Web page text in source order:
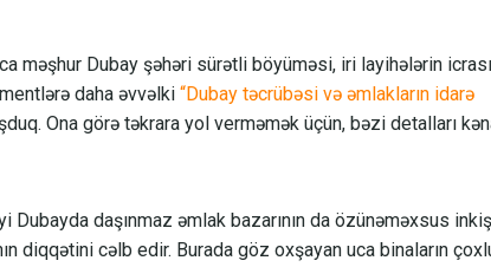
məşhur Dubay şəhəri sürətli böyüməsi, iri layihələrin
daha əvvəlki “Dubay təcrübəsi və əmlakların idarə
Ona görə təkrara yol verməmək üçün, bəzi detalları
daşınmaz əmlak bazarının da özünəməxsus
diqqətini cəlb edir. Burada göz oxşayan uca binaların